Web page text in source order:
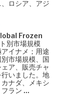
ロシア、アジ
Frozen
別市場規模
イナメ；用途
市場規模、国
ア、販売チャ
いました。地
ナダ、メキシ
フラン …